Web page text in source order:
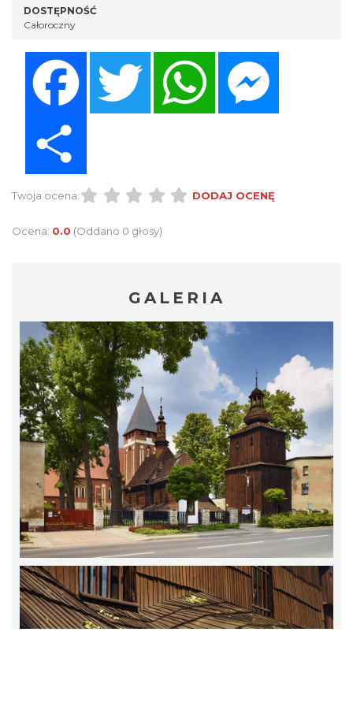
DOSTĘPNOŚĆ
Całoroczny
Twitter WhatsApp
Twoja ocena: DODAJ OCENĘ
Ocena: 0.0 (Oddano 0 głosy)
GALERIA